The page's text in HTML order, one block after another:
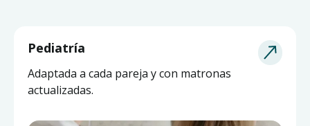
Pediatría
Adaptada a cada pareja y con matronas
actualizadas.